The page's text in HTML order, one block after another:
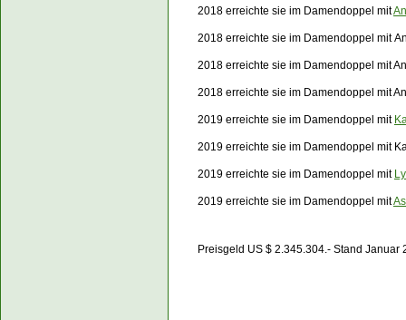
2018 erreichte sie im Damendoppel mit
2018 erreichte sie im Damendoppel mit
2018 erreichte sie im Damendoppel mit
2018 erreichte sie im Damendoppel mit
2019 erreichte sie im Damendoppel mit
2019 erreichte sie im Damendoppel mit
2019 erreichte sie im Damendoppel mit
2019 erreichte sie im Damendoppel mit
Preisgeld US $ 2.345.304.- Stand Januar